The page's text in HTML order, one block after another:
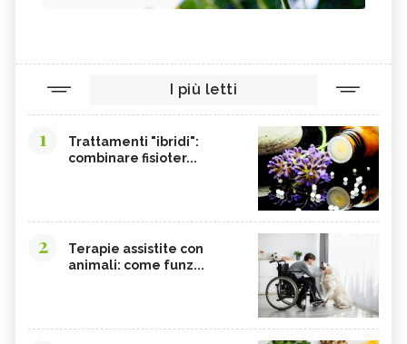
I più letti
1
Trattamenti "ibridi":
combinare fisioter...
2
Terapie assistite con
animali: come funz...